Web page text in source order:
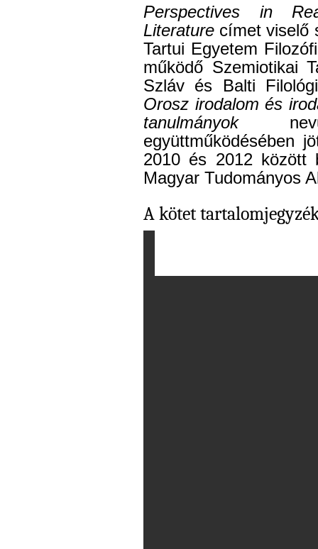
Perspectives in
Literature címet viselő
Tartui Egyetem
működő Szemiotikai
Szláv és Balti
Orosz irodalom és
tanulmányoknevű
együttműködésében
2010 és 2012 között
Magyar Tudományos
A kötet